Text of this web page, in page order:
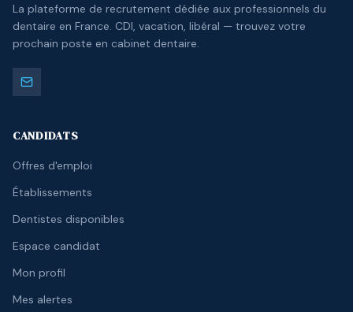
La plateforme de recrutement dédiée aux professionnels du
dentaire en France. CDI, vacation, libéral — trouvez votre
prochain poste en cabinet dentaire.
CANDIDATS
Offres d'emploi
Établissements
Dentistes disponibles
Espace candidat
Mon profil
Mes alertes